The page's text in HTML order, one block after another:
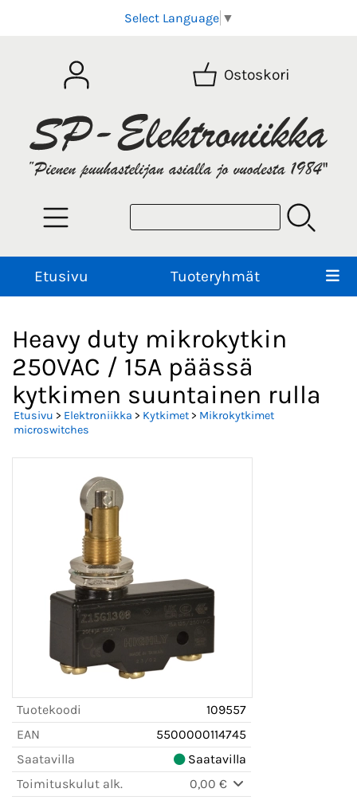
Select Language ▼
Ostoskori
Etusivu Tuoteryhmät
Heavy duty mikrokytkin
250VAC / 15A päässä
kytkimen suuntainen rulla
Etusivu > Elektroniikka > Kytkimet> Mikrokytkimet
microswitches
Tuotekoodi
109557
EAN
5500000114745
Saatavilla
Saatavilla
Toimituskulut alk.
0,00 €